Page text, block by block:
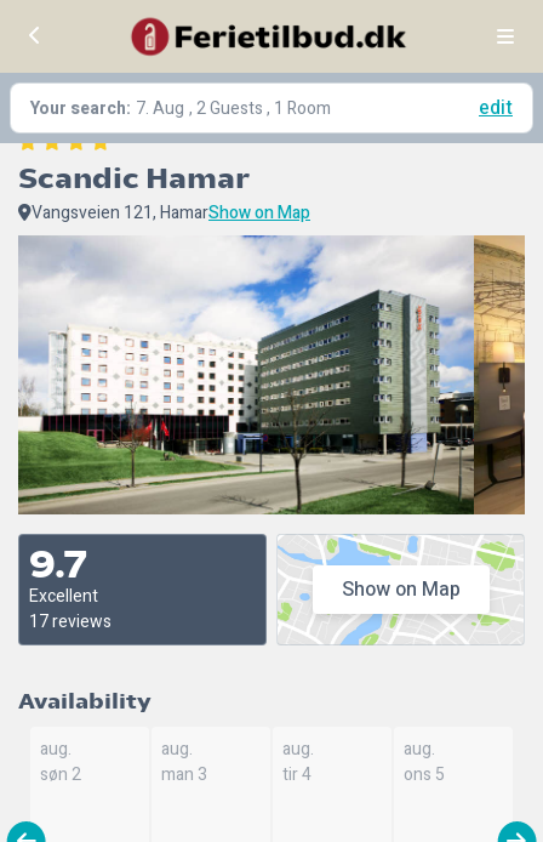
Your search: 7. Aug , 2 Guests , 1 Room edit
Scandic Hamar
Vangsveien 121, HamarShow on Map
9.7
Excellent
17 reviews
Show on Map
Availability
aug.
søn 2
aug.
man 3
aug.
tir 4
aug.
ons 5